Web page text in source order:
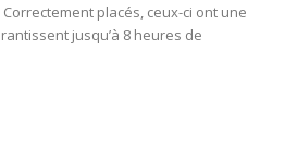
placés, ceux-ci ont une
jusqu’à 8 heures de